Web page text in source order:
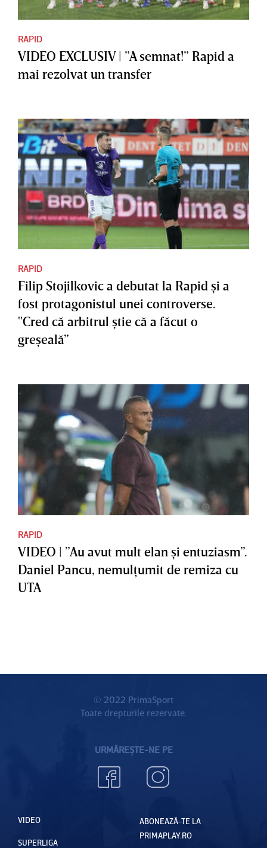
RAPID
VIDEO EXCLUSIV | ”A semnat!” Rapid a
mai rezolvat un transfer
RAPID
Filip Stojilkovic a debutat la Rapid şi a
fost protagonistul unei controverse.
"Cred că arbitrul ştie că a făcut o
greşeală”
RAPID
VIDEO | ”Au avut mult elan şi entuziasm”.
Daniel Pancu, nemulţumit de remiza cu
UTA
© 2022 PrimaSport
Toate drepturile rezervate.
URMĂREȘTE-NE PE
VIDEO
SUPERLIGA
ABONEAZĂ-TE LA
PRIMAPLAY.RO